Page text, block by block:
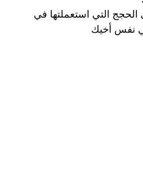
التي استعملتها في
نفس أخيك